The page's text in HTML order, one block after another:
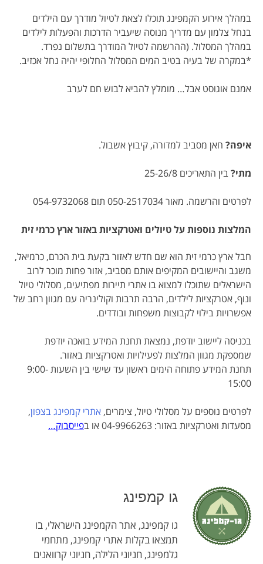
במהלך אירוע הקמפינג תוכלו לצאת לטיול מודרך עם הילדים
בנחל צלמון עם מדריך מנוסה שיעביר הדרכות והפעלות לילדים
במהלך המסלול. (ההרשמה לטיול המודרך בתשלום נפרד.
*במקרה של בעיה בטיב המים המסלול החלופי יהיה נחל אכזיב.
אמנם אוגוסט אבל… מומלץ להביא לבוש חם לערב
איפה? חאן מסביב למדורה, קיבוץ אשבול.
מתי?בין התאריכים 25-26/8
לפרטים והרשמה. מאור 050-2517034 תום 054-9732068
המלצות נוספות על טיולים ואטרקציות באזור ארץ כרמי זית
חבל ארץ כרמי זית הוא שם חדש לאזור בקעת בית הכרם, כרמיאל,
משגב והיישובים המקיפים אותם מסביב, אזור פחות מוכר לרוב
הישראלים שתוכלו למצוא בו אתרי תיירות מפתיעים, מסלולי טיול
ונוף, אטרקציות לילדים, הרבה תרבות וקולינריה עם מגוון רחב של
אפשרויות בילוי לקבוצות משפחות ובודדים.
בכניסה ליישוב יודפת, נמצאת תחנת המידע בואכה יודפת
שמספקת מגוון המלצות לפעילויות ואטרקציות באזור.
תחנת המידע פתוחה הימים ראשון עד שישי בין השעות 9:00-
15:00
לפרטים נוספים על מסלולי טיול, צימרים, אתרי קמפינג בצפון,
מסעדות ואטרקציות באזור: 04-9966263 או ב
פייסבוק…
גו קמפינג
גו קמפינג, אתר הקמפינג הישראלי, בו
תמצאו בקלות אתרי קמפינג, מתחמי
גלמפינג, חניוני הלילה, חניוני קרוואנים